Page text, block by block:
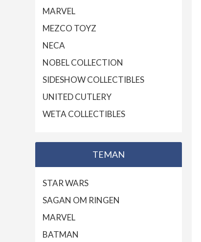
MARVEL
MEZCO TOYZ
NECA
NOBEL COLLECTION
SIDESHOW COLLECTIBLES
UNITED CUTLERY
WETA COLLECTIBLES
TEMAN
STAR WARS
SAGAN OM RINGEN
MARVEL
BATMAN